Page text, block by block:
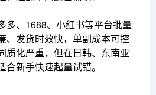
多、1688、小红书等平台批量
、发货时效快，单副成本可控
质化严重，但在日韩、东南亚
新手快速起量试错。